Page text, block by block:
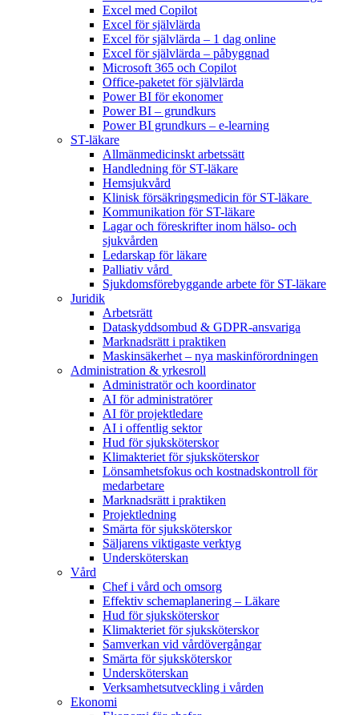
Excel med Copilot
Excel för självlärda
Excel för självlärda – 1 dag online
Excel för självlärda – påbyggnad
Microsoft 365 och Copilot
Office-paketet för självlärda
Power BI för ekonomer
Power BI – grundkurs
Power BI grundkurs – e-learning
ST-läkare
Allmänmedicinskt arbetssätt
Handledning för ST-läkare
Hemsjukvård
Klinisk försäkringsmedicin för ST-läkare
Kommunikation för ST-läkare
Lagar och föreskrifter inom hälso- och
sjukvården
Ledarskap för läkare
Palliativ vård
Sjukdomsförebyggande arbete för ST-läkare
Juridik
Arbetsrätt
Dataskyddsombud & GDPR-ansvariga
Marknadsrätt i praktiken
Maskinsäkerhet – nya maskinförordningen
Administration & yrkesroll
Administratör och koordinator
AI för administratörer
AI för projektledare
AI i offentlig sektor
Hud för sjuksköterskor
Klimakteriet för sjuksköterskor
Lönsamhetsfokus och kostnadskontroll för
medarbetare
Marknadsrätt i praktiken
Projektledning
Smärta för sjuksköterskor
Säljarens viktigaste verktyg
Undersköterskan
Vård
Chef i vård och omsorg
Effektiv schemaplanering – Läkare
Hud för sjuksköterskor
Klimakteriet för sjuksköterskor
Samverkan vid vårdövergångar
Smärta för sjuksköterskor
Undersköterskan
Verksamhetsutveckling i vården
Ekonomi